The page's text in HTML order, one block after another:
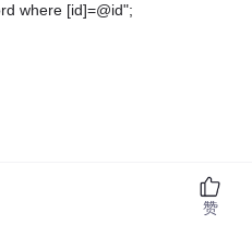
where [id]=@id";
赞